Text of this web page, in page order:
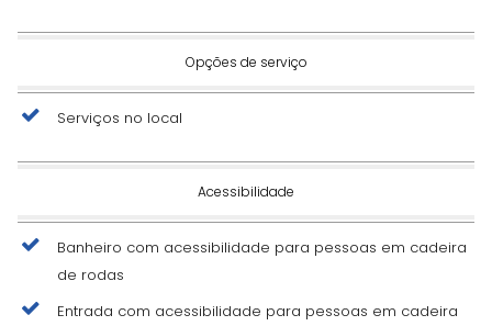
Opções de serviço
Serviços no local
Acessibilidade
Banheiro com acessibilidade para pessoas em cadeira
de rodas
Entrada com acessibilidade para pessoas em cadeira